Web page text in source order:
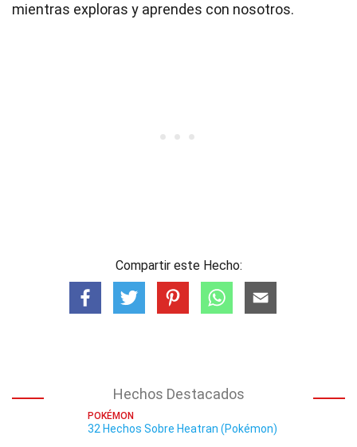
mientras exploras y aprendes con nosotros.
Compartir este Hecho:
Hechos Destacados
POKÉMON
32 Hechos Sobre Heatran (Pokémon)